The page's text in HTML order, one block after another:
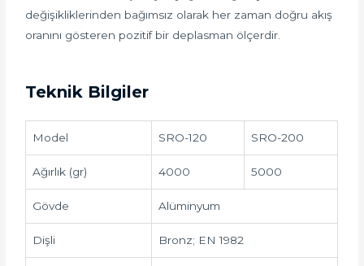
değişikliklerinden bağımsız olarak her zaman doğru akış
oranını gösteren pozitif bir deplasman ölçerdir.
Teknik Bilgiler
Model SRO-120 SRO-200
Ağırlık (gr) 4000 5000
Gövde Alüminyum
Dişli Bronz; EN 1982